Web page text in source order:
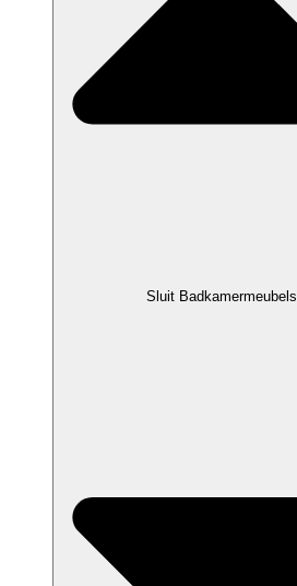
Sluit Badkamermeubels